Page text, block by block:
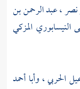
نصر ، عبد الرحمن بن
المزكي
الحربي،وأبا أحمد